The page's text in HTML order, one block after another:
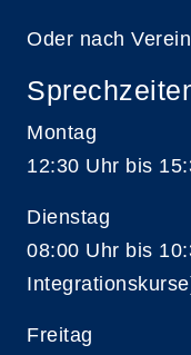
Oder nach
Montag
12:30 Uhr bis
Dienstag
08:00 Uhr bis
Freitag